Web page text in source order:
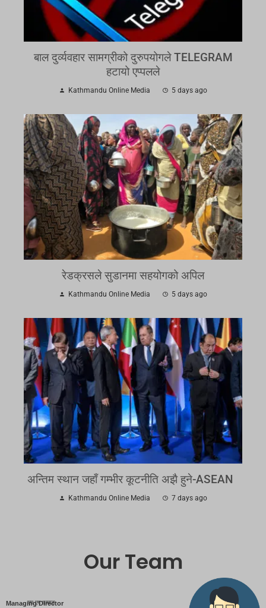
बाल दुर्व्यवहार सामग्रीको दुरुपयोगले TELEGRAM
हटायो एप्पलले
Kathmandu Online Media 5 days ago
रेडक्रसले सुडानमा सहयोगको अपिल
Kathmandu Online Media 5 days ago
अन्तिम स्थान जहाँ गम्भीर कूटनीति अझै हुने-ASEAN
Kathmandu Online Media 7 days ago
Our Team
Managing Director
एम एम तामाङ